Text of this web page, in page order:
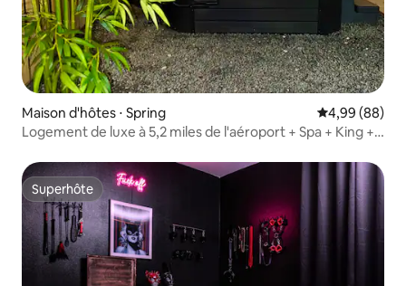
Maison d'hôtes ⋅ Spring Évaluation
4,99 (88)
Logement de luxe à 5,2 miles de l'aéroport + Spa + King +
Superhôte
Superhôte